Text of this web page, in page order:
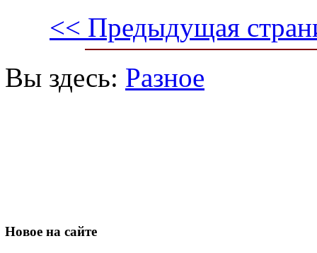
<< Предыдущая
Вы здесь: Разное
Новое на сайте